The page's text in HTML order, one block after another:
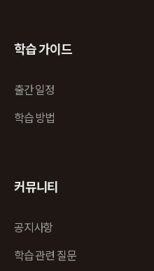
학습 가이드
출간 일정
학습 방법
커뮤니티
공지사항
학습 관련 질문